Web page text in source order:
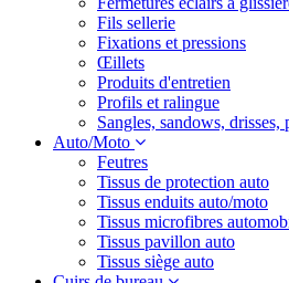
Fils sellerie
Fixations et pressions
Œillets
Produits d'entretien
Profils et ralingue
Sangles, sandows, drisses,
Auto/Moto
Feutres
Tissus de protection auto
Tissus enduits auto/moto
Tissus microfibres
Tissus pavillon auto
Tissus siège auto